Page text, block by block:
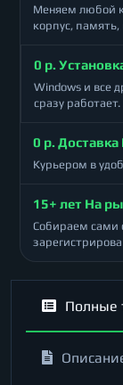
Меняем любой
корпус, память,
0 р.
Windows и все
сразу работает.
0 р.
Курьером в
15+ лет На
Собираем сами
Полные